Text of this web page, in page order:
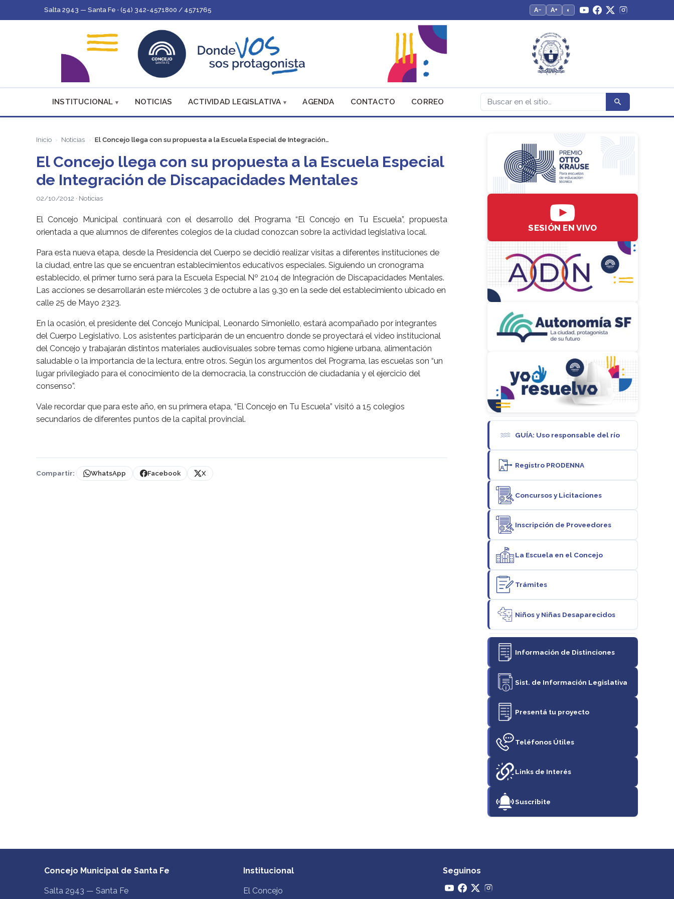
Salta 2943 — Santa Fe · (54) 342-4571800 / 4571765 A− A+ ◐
INSTITUCIONAL NOTICIAS ACTIVIDAD LEGISLATIVA AGENDA CONTACTO CORREO
Inicio Noticias El Concejo llega con su propuesta a la Escuela Especial de Integración…
El Concejo llega con su propuesta a la Escuela Especial
de Integración de Discapacidades Mentales
02/10/2012 · Noticias
El Concejo Municipal continuará con el desarrollo del Programa “El Concejo en Tu Escuela”, propuesta
orientada a que alumnos de diferentes colegios de la ciudad conozcan sobre la actividad legislativa local.
Para esta nueva etapa, desde la Presidencia del Cuerpo se decidió realizar visitas a diferentes instituciones de
la ciudad, entre las que se encuentran establecimientos educativos especiales. Siguiendo un cronograma
establecido, el primer turno será para la Escuela Especial Nº 2104 de Integración de Discapacidades Mentales.
Las acciones se desarrollarán este miércoles 3 de octubre a las 9.30 en la sede del establecimiento ubicado en
calle 25 de Mayo 2323.
En la ocasión, el presidente del Concejo Municipal, Leonardo Simoniello, estará acompañado por integrantes
del Cuerpo Legislativo. Los asistentes participarán de un encuentro donde se proyectará el video institucional
del Concejo y trabajarán distintos materiales audiovisuales sobre temas como higiene urbana, alimentación
saludable o la importancia de la lectura, entre otros. Según los argumentos del Programa, las escuelas son “un
lugar privilegiado para el conocimiento de la democracia, la construcción de ciudadanía y el ejercicio del
consenso”.
Vale recordar que para este año, en su primera etapa, “El Concejo en Tu Escuela” visitó a 15 colegios
secundarios de diferentes puntos de la capital provincial.
Compartir: WhatsApp Facebook X
SESIÓN EN VIVO
GUÍA: Uso responsable del río
Registro PRODENNA
Concursos y Licitaciones
Inscripción de Proveedores
La Escuela en el Concejo
Trámites
Niños y Niñas Desaparecidos
Información de Distinciones
Sist. de Información Legislativa
Presentá tu proyecto
Teléfonos Útiles
Links de Interés
Suscribite
Concejo Municipal de Santa Fe
Salta 2943 — Santa Fe
Institucional
El Concejo
Seguinos